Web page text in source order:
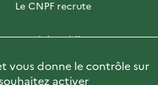
Le CNPF recrute
Marchés publics
🇬🇧 Briefly in English
vous donne le contrôle sur
activer